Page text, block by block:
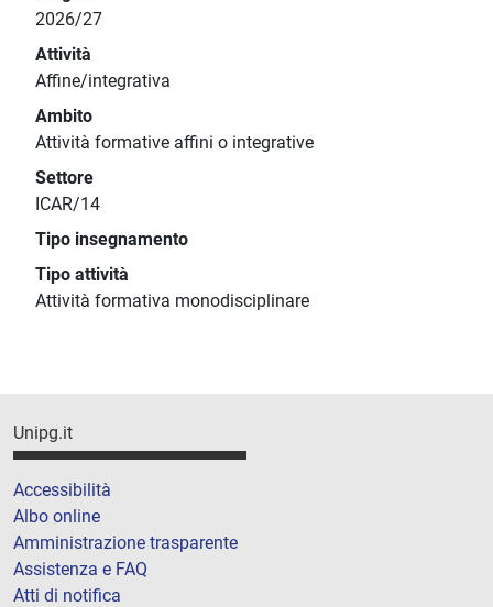
2026/27
Attività
Affine/integrativa
Ambito
Attività formative affini o integrative
Settore
ICAR/14
Tipo insegnamento
Tipo attività
Attività formativa monodisciplinare
Unipg.it
Accessibilità
Albo online
Amministrazione trasparente
Assistenza e FAQ
Atti di notifica